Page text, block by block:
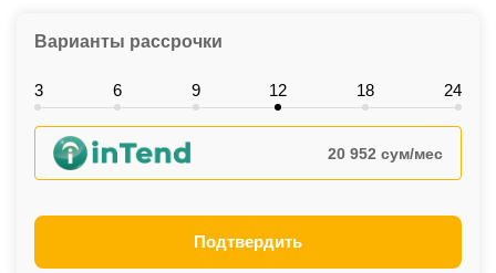
Варианты рассрочки
3 6 9 12 18 24
20 952 сум/мес
Подтвердить